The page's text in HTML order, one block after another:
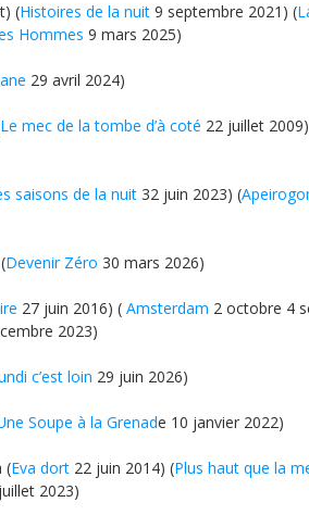
(Histoires de la nuit 9 septembre 2021) (
Hommes 9 mars 2025)
29 avril 2024)
Le mec de la tombe d’à coté 22 juillet
saisons de la nuit 32 juin 2023) (
(Devenir Zéro 30 mars 2026)
27 juin 2016) ( Amsterdam 2 octobre 4
2023)
c’est loin 29 juin 2026)
Soupe à la Grenade 10 janvier 2022)
(Eva dort 22 juin 2014) (Plus haut que la
2023)